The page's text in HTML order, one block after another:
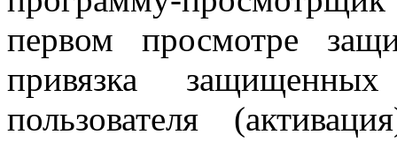
первом просмотре
привязка
пользователя